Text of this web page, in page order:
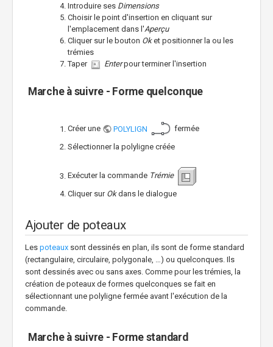
Introduire ses Dimensions
Choisir le point d'insertion en cliquant sur
l'emplacement dans l'Aperçu
Cliquer sur le bouton Oket positionner la ou les
trémies
Taper
Enterpour terminer l'insertion
Marche à suivre - Forme quelconque
Créer une POLYLIGN
fermée
Sélectionner la polyligne créée
Exécuter la commande Trémie
Cliquer sur Okdans le dialogue
Ajouter de poteaux
Les poteaux sont dessinés en plan, ils sont de forme standard
(rectangulaire, circulaire, polygonale, …) ou quelconques. Ils
sont dessinés avec ou sans axes. Comme pour les trémies, la
création de poteaux de formes quelconques se fait en
sélectionnant une polyligne fermée avant l'exécution de la
commande.
Marche à suivre - Forme standard